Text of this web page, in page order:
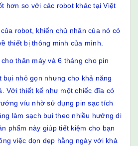
hơn so với các robot khác tại Việt
robot, khiến chủ nhân của nó có
thiết bị thông minh của mình.
thân máy và 6 tháng cho pin
bụi nhỏ gọn nhưng cho khả năng
Với thiết kế như một chiếc đĩa có
víu nhờ sử dụng pin sạc tích
làm sạch bụi theo nhiều hướng di
phẩm này giúp tiết kiệm cho bạn
việc dọn dẹp hằng ngày với khả